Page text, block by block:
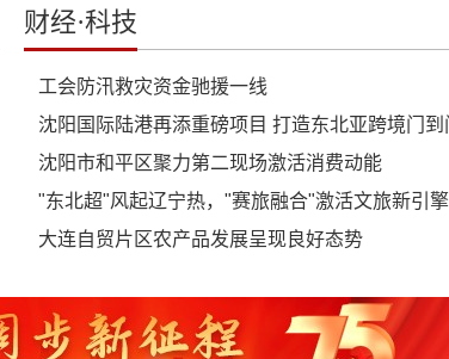
财经·科技
工会防汛救灾资金驰援一线
沈阳市和平区聚力第二现场激活消费动能
"东北超"风起辽宁热，"赛旅融合"激活文旅新引擎
大连自贸片区农产品发展呈现良好态势